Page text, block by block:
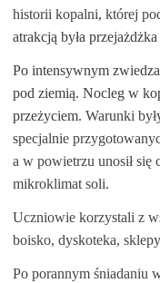
historii kopalni, której
atrakcją była
Po intensywnym
pod ziemią. Nocleg w
przeżyciem.Warunki
specjalnie
a w powietrzu unosił się
mikroklimat soli.
Uczniowie korzystali z
boisko, dyskoteka,
Po porannym śniadaniu